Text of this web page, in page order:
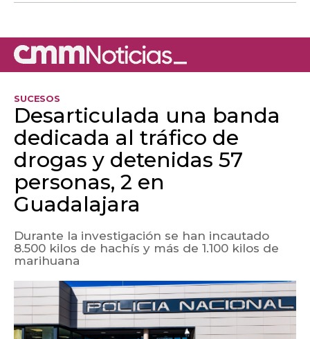
SUCESOS
Desarticulada una banda
dedicada al tráfico de
drogas y detenidas 57
personas, 2 en
Guadalajara
Durante la investigación se han incautado
8.500 kilos de hachís y más de 1.100 kilos de
marihuana